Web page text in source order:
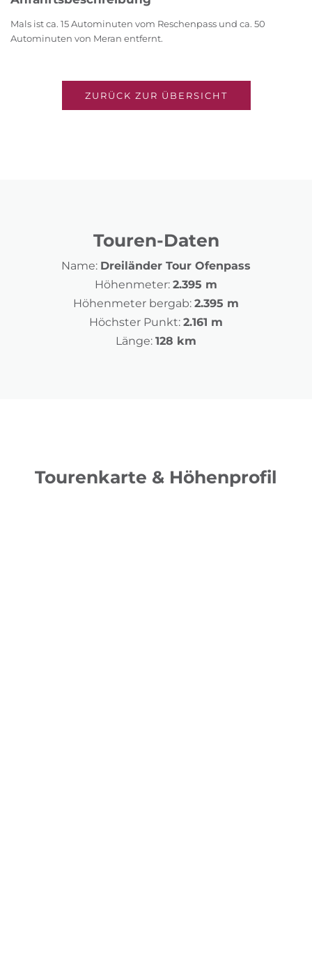
Mals ist ca. 15 Autominuten vom Reschenpass und ca. 50
Autominuten von Meran entfernt.
ZURÜCK ZUR ÜBERSICHT
Touren-Daten
Name: Dreiländer Tour Ofenpass
Höhenmeter: 2.395 m
Höhenmeter bergab: 2.395 m
Höchster Punkt: 2.161 m
Länge: 128 km
Tourenkarte & Höhenprofil